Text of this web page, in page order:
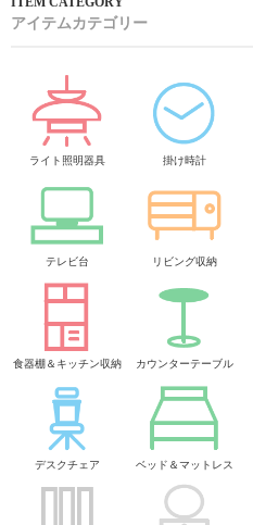
アイテムカテゴリー
ライト照明器具 掛け時計
テレビ台 リビング収納
食器棚＆キッチン収納 カウンターテーブル
デスクチェア ベッド＆マットレス